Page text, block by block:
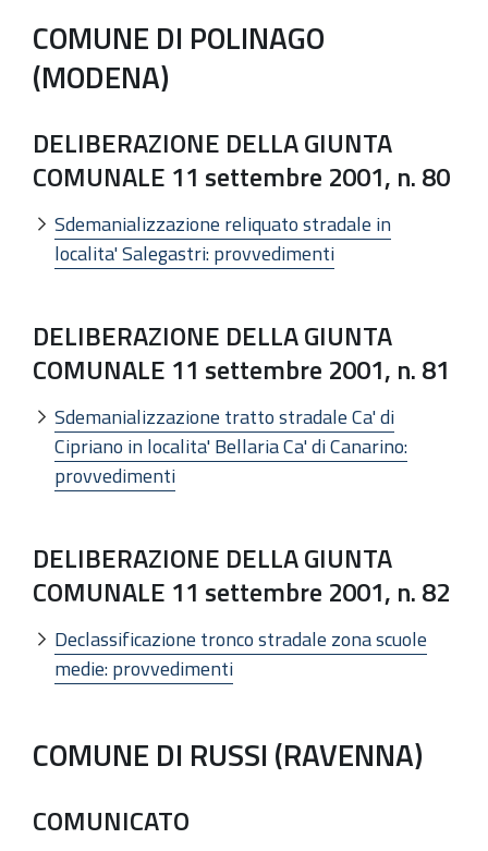
COMUNE DI POLINAGO
(MODENA)
DELIBERAZIONE DELLA GIUNTA
COMUNALE 11 settembre 2001, n. 80
Sdemanializzazione reliquato stradale in
localita' Salegastri: provvedimenti
DELIBERAZIONE DELLA GIUNTA
COMUNALE 11 settembre 2001, n. 81
Sdemanializzazione tratto stradale Ca' di
Cipriano in localita' Bellaria Ca' di Canarino:
provvedimenti
DELIBERAZIONE DELLA GIUNTA
COMUNALE 11 settembre 2001, n. 82
Declassificazione tronco stradale zona scuole
medie: provvedimenti
COMUNE DI RUSSI (RAVENNA)
COMUNICATO